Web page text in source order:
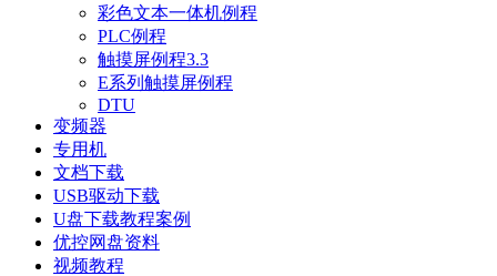
彩色文本一体机例程
PLC例程
触摸屏例程3.3
E系列触摸屏例程
DTU
变频器
专用机
文档下载
USB驱动下载
U盘下载教程案例
优控网盘资料
视频教程